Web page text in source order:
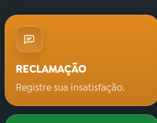
RECLAMAÇÃO
Registre sua insatisfação.